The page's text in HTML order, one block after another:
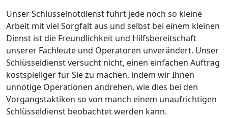
Unser Schlüsselnotdienst führt jede noch so kleine
Arbeit mit viel Sorgfalt aus und selbst bei einem kleinen
Dienst ist die Freundlichkeit und Hilfsbereitschaft
unserer Fachleute und Operatoren unverändert. Unser
Schlüsseldienst versucht nicht, einen einfachen Auftrag
kostspieliger für Sie zu machen, indem wir Ihnen
unnötige Operationen andrehen, wie dies bei den
Vorgangstaktiken so von manch einem unaufrichtigen
Schlüsseldienst beobachtet werden kann.